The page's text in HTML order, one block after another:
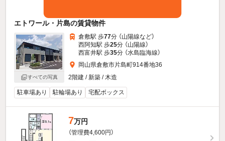
エトワール・片島の賃貸物件
すべての写真
倉敷駅 歩77分 （山陽線など）
西阿知駅 歩25分 （山陽線）
西富井駅 歩35分 （水島臨海線）
岡山県倉敷市片島町914番地36
2階建 / 新築 / 木造
駐車場あり 駐輪場あり 宅配ボックス
7万円
（管理費4,600円）